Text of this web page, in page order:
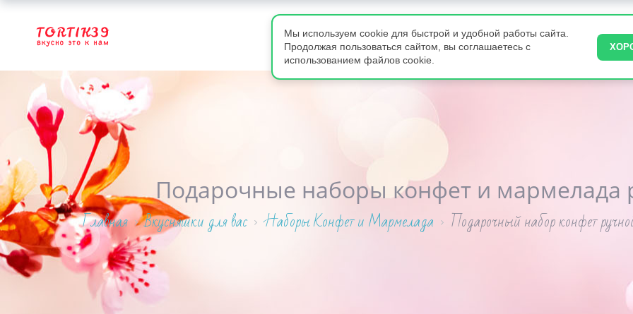
ВКУСНЯШКИ ПИРОГИ ТОРТЫ НА ЗАКАЗ КОНДИТЕРАМ
Подарочные наборы конфет и мармелада
Главная Вкусняшки для вас Наборы Конфет и Мармелада Подарочный набор конфет
Мы используем cookie для быстрой и удобной работы сайта.
Продолжая пользоваться сайтом, вы соглашаетесь с
использованием файлов cookie.